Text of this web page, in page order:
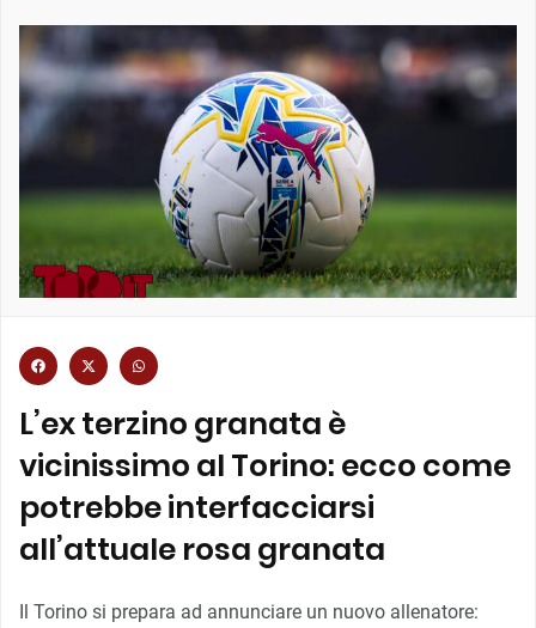
L’ex terzino granata è
vicinissimo al Torino: ecco come
potrebbe interfacciarsi
all’attuale rosa granata
Il Torino si prepara ad annunciare un nuovo allenatore: